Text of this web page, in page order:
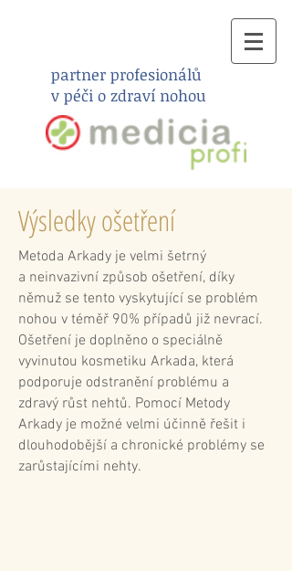
partner profesionálů
v péči o zdraví nohou
Výsledky ošetření
Metoda Arkady je velmi šetrný
a neinvazivní způsob ošetření, díky
němuž se tento vyskytující se problém
nohou v téměř 90% případů již nevrací.
Ošetření je doplněno o speciálně
vyvinutou kosmetiku Arkada, která
podporuje odstranění problému a
zdravý růst nehtů. Pomocí Metody
Arkady je možné velmi účinně řešit i
dlouhodobější a chronické problémy se
zarůstajícími nehty.